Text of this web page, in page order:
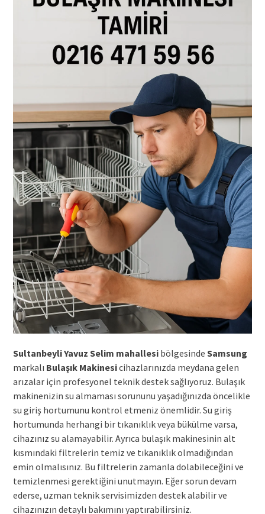
Sultanbeyli Yavuz Selim mahallesibölgesinde Samsung
markalı Bulaşık Makinesicihazlarınızda meydana gelen
arızalar için profesyonel teknik destek sağlıyoruz. Bulaşık
makinenizin su almaması sorununu yaşadığınızda öncelikle
su giriş hortumunu kontrol etmeniz önemlidir. Su giriş
hortumunda herhangi bir tıkanıklık veya bükülme varsa,
cihazınız su alamayabilir. Ayrıca bulaşık makinesinin alt
kısmındaki filtrelerin temiz ve tıkanıklık olmadığından
emin olmalısınız. Bu filtrelerin zamanla dolabileceğini ve
temizlenmesi gerektiğini unutmayın. Eğer sorun devam
ederse, uzman teknik servisimizden destek alabilir ve
cihazınızın detaylı bakımını yaptırabilirsiniz.